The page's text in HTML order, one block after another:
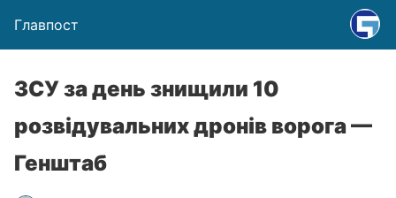
Главпост
ЗСУ за день знищили 10
розвідувальних дронів ворога —
Генштаб